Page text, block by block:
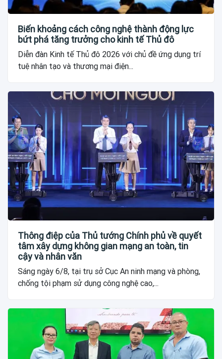
Biến khoảng cách công nghệ thành động lực
bứt phá tăng trưởng cho kinh tế Thủ đô
Diễn đàn Kinh tế Thủ đô 2026 với chủ đề ứng dụng trí
tuệ nhân tạo và thương mại điện...
Thông điệp của Thủ tướng Chính phủ về quyết
tâm xây dựng không gian mạng an toàn, tin
cậy và nhân văn
Sáng ngày 6/8, tại trụ sở Cục An ninh mạng và phòng,
chống tội phạm sử dụng công nghệ cao,...